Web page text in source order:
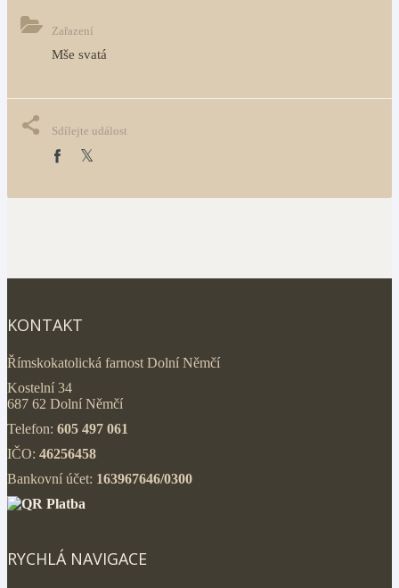
Zařazení
Mše svatá
Sdílejte událost
KONTAKT
Římskokatolická farnost Dolní Němčí
Kostelní 34
687 62 Dolní Němčí
Telefon: 605 497 061
IČO: 46256458
Bankovní účet: 163967646/0300
RYCHLÁ NAVIGACE